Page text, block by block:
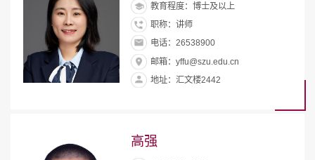
教育程度：博士及以上
职称：讲师
电话：26538900
邮箱：yffu@szu.edu.cn
地址：汇文楼2442
高强